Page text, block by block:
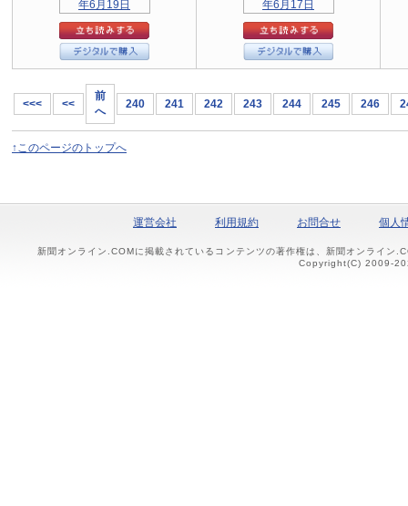
<<< <<
前
へ
240 241 242 243 244 245 246
↑このページのトップへ
運営会社 利用規約 お問合せ 個人
新聞オンライン.COMに掲載されているコンテンツの著作権は、新聞オンライン
Copyright(C) 2009-